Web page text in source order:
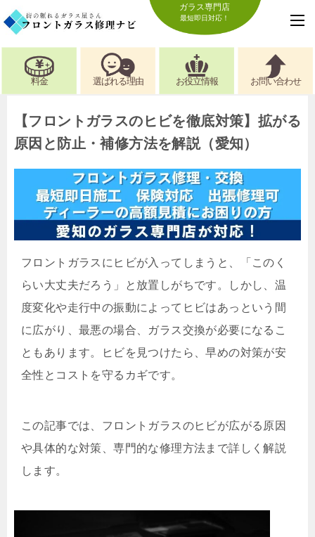
ガラス専門店
最短即日対応！
料金 選ばれる理由 お役立情報 お問い合わせ
【フロントガラスのヒビを徹底対策】拡がる
原因と防止・補修方法を解説（愛知）
フロントガラスにヒビが入ってしまうと、「このく
らい大丈夫だろう」と放置しがちです。しかし、温
度変化や走行中の振動によってヒビはあっという間
に広がり、最悪の場合、ガラス交換が必要になるこ
ともあります。ヒビを見つけたら、早めの対策が安
全性とコストを守るカギです。
この記事では、フロントガラスのヒビが広がる原因
や具体的な対策、専門的な修理方法まで詳しく解説
します。